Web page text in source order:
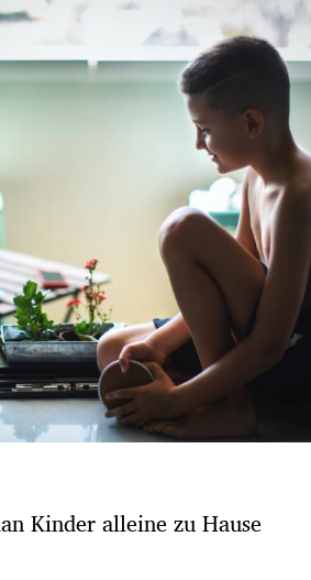
Kinder alleine zu Hause